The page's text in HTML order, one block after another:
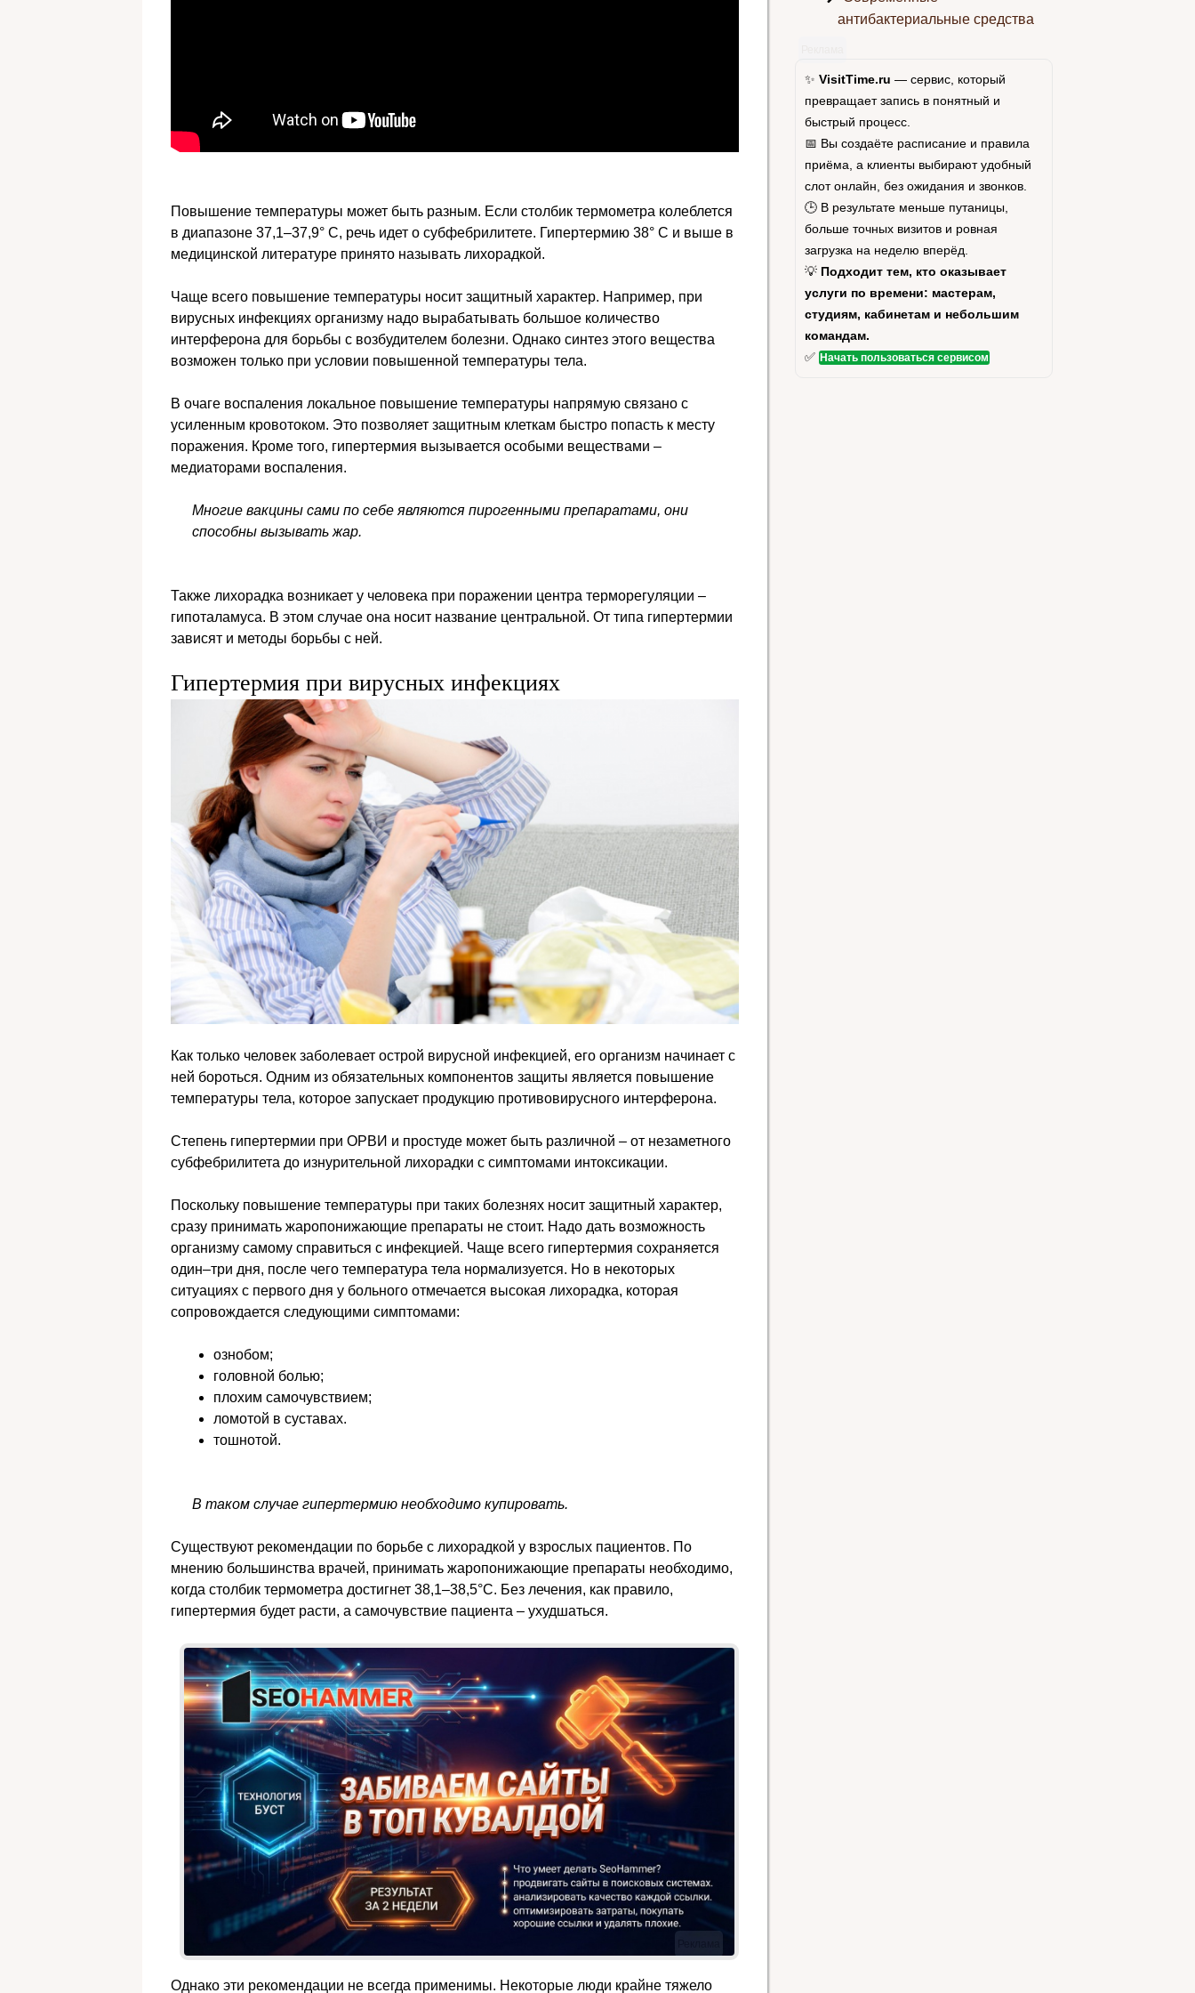
Повышение температуры может быть разным. Если столбик термометра колеблется
в диапазоне 37,1–37,9° C, речь идет о субфебрилитете. Гипертермию 38° C и выше в
медицинской литературе принято называть лихорадкой.
Чаще всего повышение температуры носит защитный характер. Например, при
вирусных инфекциях организму надо вырабатывать большое количество
интерферона для борьбы с возбудителем болезни. Однако синтез этого вещества
возможен только при условии повышенной температуры тела.
В очаге воспаления локальное повышение температуры напрямую связано с
усиленным кровотоком. Это позволяет защитным клеткам быстро попасть к месту
поражения. Кроме того, гипертермия вызывается особыми веществами –
медиаторами воспаления.
Многие вакцины сами по себе являются пирогенными препаратами, они
способны вызывать жар.
Также лихорадка возникает у человека при поражении центра терморегуляции –
гипоталамуса. В этом случае она носит название центральной. От типа гипертермии
зависят и методы борьбы с ней.
Гипертермия при вирусных инфекциях
Как только человек заболевает острой вирусной инфекцией, его организм начинает с
ней бороться. Одним из обязательных компонентов защиты является повышение
температуры тела, которое запускает продукцию противовирусного интерферона.
Степень гипертермии при ОРВИ и простуде может быть различной – от незаметного
субфебрилитета до изнурительной лихорадки с симптомами интоксикации.
Поскольку повышение температуры при таких болезнях носит защитный характер,
сразу принимать жаропонижающие препараты не стоит. Надо дать возможность
организму самому справиться с инфекцией. Чаще всего гипертермия сохраняется
один–три дня, после чего температура тела нормализуется. Но в некоторых
ситуациях с первого дня у больного отмечается высокая лихорадка, которая
сопровождается следующими симптомами:
ознобом;
головной болью;
плохим самочувствием;
ломотой в суставах.
тошнотой.
В таком случае гипертермию необходимо купировать.
Существуют рекомендации по борьбе с лихорадкой у взрослых пациентов. По
мнению большинства врачей, принимать жаропонижающие препараты необходимо,
когда столбик термометра достигнет 38,1–38,5°C. Без лечения, как правило,
гипертермия будет расти, а самочувствие пациента – ухудшаться.
Однако эти рекомендации не всегда применимы. Некоторые люди крайне тяжело
антибактериальные средства
✨ VisitTime.ru — сервис, который
превращает запись в понятный и
быстрый процесс.
📅 Вы создаёте расписание и правила
приёма, а клиенты выбирают удобный
слот онлайн, без ожидания и звонков.
🕒 В результате меньше путаницы,
больше точных визитов и ровная
загрузка на неделю вперёд.
💡 Подходит тем, кто оказывает
услуги по времени: мастерам,
студиям, кабинетам и небольшим
командам.
✅ Начать пользоваться сервисом